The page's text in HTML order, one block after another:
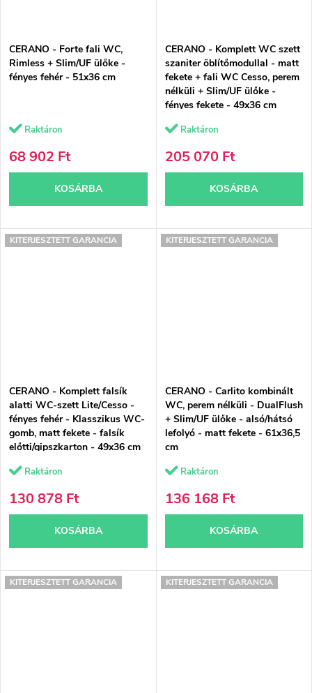
CERANO - Forte fali WC,
Rimless + Slim/UF ülőke -
fényes fehér - 51x36 cm
Raktáron
68 902 Ft
KOSÁRBA
CERANO - Komplett WC szett
szaniter öblítőmodullal - matt
fekete + fali WC Cesso, perem
nélküli + Slim/UF ülőke -
fényes fekete - 49x36 cm
Raktáron
205 070 Ft
KOSÁRBA
KITERJESZTETT GARANCIA
CERANO - Komplett falsík
alatti WC-szett Lite/Cesso -
fényes fehér - Klasszikus WC-
gomb, matt fekete - falsík
előtti/gipszkarton - 49x36 cm
Raktáron
130 878 Ft
KOSÁRBA
KITERJESZTETT GARANCIA
CERANO - Carlito kombinált
WC, perem nélküli - DualFlush
+ Slim/UF ülőke - alsó/hátsó
lefolyó - matt fekete - 61x36,5
cm
Raktáron
136 168 Ft
KOSÁRBA
KITERJESZTETT GARANCIA KITERJESZTETT GARANCIA